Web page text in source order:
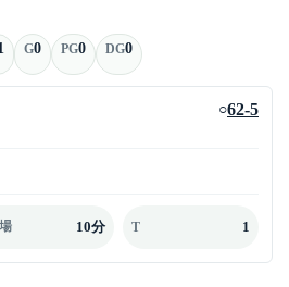
G0 PG0 DG0
○62-5
10分 T 1